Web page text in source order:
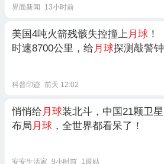
界面新闻 13小时前
美国4吨火箭残骸失控撞上 月球 ！
时速8700公里，给 月球探测敲警钟
科普印迹 前天 12:02
悄悄给 月球装北斗，中国21颗卫星
布局 月球 ，全世界都看呆了！
安安生活家 9小时前 1跟贴